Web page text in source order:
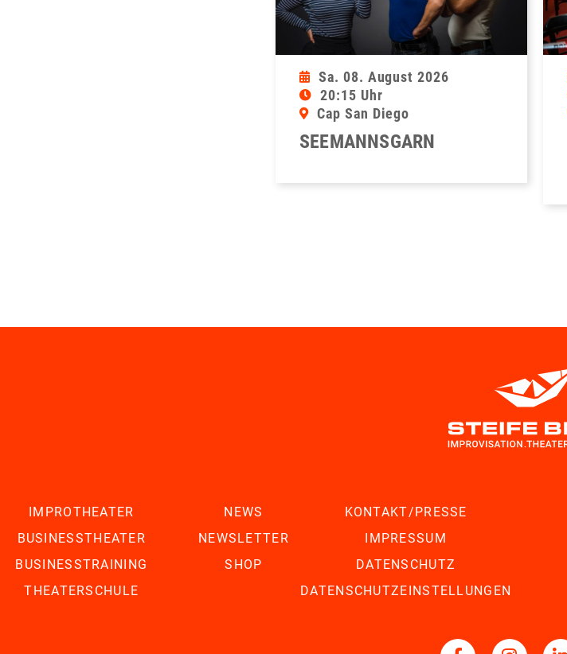
Sa. 08. August 2026
20:15 Uhr
Cap San Diego
SEEMANNSGARN
IMPROTHEATER
BUSINESSTHEATER
BUSINESSTRAINING
THEATERSCHULE
NEWS
NEWSLETTER
SHOP
KONTAKT/PRESSE
IMPRESSUM
DATENSCHUTZ
DATENSCHUTZEINSTELLUNGEN